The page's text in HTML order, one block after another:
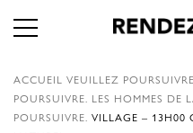
ACCUEIL VEUILLEZ
POURSUIVRE. LES HOMMES DE
POURSUIVRE. VILLAGE – 13H00